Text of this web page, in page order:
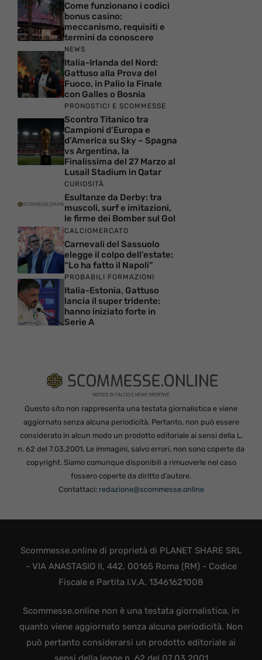
Come funzionano i codici
bonus casino:
meccanismo, requisiti e
termini da conoscere
NEWS
Italia-Irlanda del Nord:
Gattuso alla Prova del
Fuoco, in Palio la Finale
con Galles o Bosnia
PRONOSTICI E SCOMMESSE
Scontro Titanico tra
Campioni d’Europa e
d’America su Sky – Spagna
vs Argentina, la
Finalissima del 27 Marzo al
Lusail Stadium in Qatar
CURIOSITÀ
Esultanze da Derby: tra
muscoli, surf e imitazioni,
le firme dei Bomber sul Gol
CALCIOMERCATO
Carnevali del Sassuolo
elegge il colpo dell’estate:
“Lo ha fatto il Napoli”
PROBABILI FORMAZIONI
Italia-Estonia, Gattuso
lancia il super tridente:
hanno iniziato forte in
Serie A
Questo sito non rappresenta una testata giornalistica e viene
aggiornato senza alcuna periodicità. Pertanto, non può essere
considerato in alcun modo un prodotto editoriale ai sensi della L.
n. 62 del 7.03.2001. Le immagini, salvo errori, non sono coperte da
copyright. Siamo comunque disponibili a rimuoverle nel caso
fossero coperte da diritto d’autore.
Contattaci: redazione@scommesse.online
Scommesse.online di proprietà di PLANET SHARE SRL
- VIA ANASTASIO II, 442, 00165 Roma (RM) - Codice
Fiscale e Partita I.V.A. 13461621008
Scommesse.online non è una testata giornalistica, in
quanto viene aggiornato senza alcuna periodicità. Non
può pertanto considerarsi un prodotto editoriale ai